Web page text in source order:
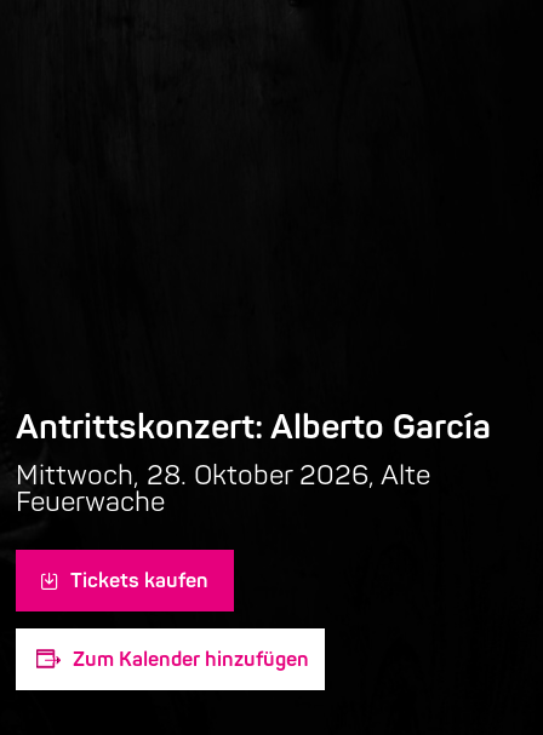
Antrittskonzert: Alberto García
Mittwoch, 28. Oktober 2026, Alte
Feuerwache
Tickets kaufen
Zum Kalender hinzufügen